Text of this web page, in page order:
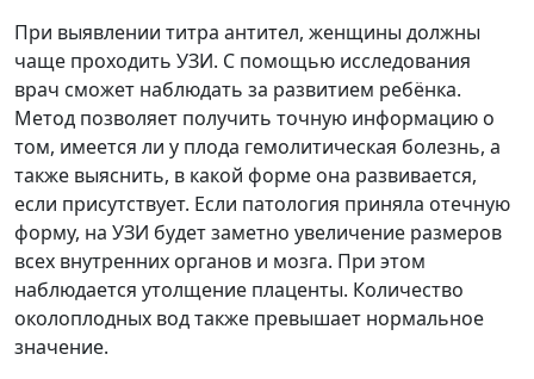
При выявлении титра антител, женщины должны
чаще проходить УЗИ. С помощью исследования
врач сможет наблюдать за развитием ребёнка.
Метод позволяет получить точную информацию о
том, имеется ли у плода гемолитическая болезнь, а
также выяснить, в какой форме она развивается,
если присутствует. Если патология приняла отечную
форму, на УЗИ будет заметно увеличение размеров
всех внутренних органов и мозга. При этом
наблюдается утолщение плаценты. Количество
околоплодных вод также превышает нормальное
значение.